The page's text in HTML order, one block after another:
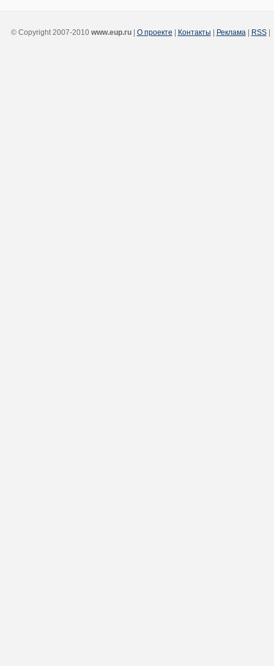
© Copyright 2007-2010 www.eup.ru| О проекте Контакты Реклама| RSS|